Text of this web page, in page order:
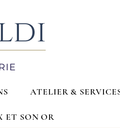
ATELIER &
ET SON OR